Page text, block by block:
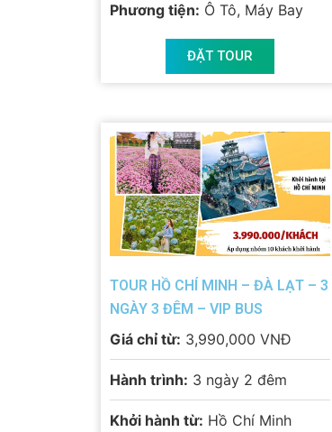
Phương tiện: Ô Tô, Máy Bay
ĐẶT TOUR
TOUR HỒ CHÍ MINH – ĐÀ LẠT – 3
NGÀY 3 ĐÊM – VIP BUS
Giá chỉ từ: 3,990,000 VNĐ
Hành trình: 3 ngày 2 đêm
Khởi hành từ: Hồ Chí Minh